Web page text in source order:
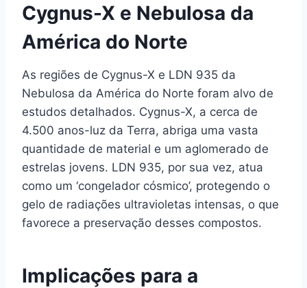
Cygnus-X e Nebulosa da
América do Norte
As regiões de Cygnus-X e LDN 935 da
Nebulosa da América do Norte foram alvo de
estudos detalhados. Cygnus-X, a cerca de
4.500 anos-luz da Terra, abriga uma vasta
quantidade de material e um aglomerado de
estrelas jovens. LDN 935, por sua vez, atua
como um ‘congelador cósmico’, protegendo o
gelo de radiações ultravioletas intensas, o que
favorece a preservação desses compostos.
Implicações para a